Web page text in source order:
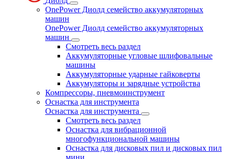
OnePower Диолд семейство аккумуляторных
машин
OnePower Диолд семейство аккумуляторных
машин
Смотреть весь раздел
Аккумуляторные угловые шлифовальные
машины
Аккумуляторные ударные гайковерты
Аккумуляторы и зарядные устройства
Компрессоры, пневмоинструмент
Оснастка для инструмента
Оснастка для инструмента
Смотреть весь раздел
Оснастка для вибрационной
многофункциональной машины
Оснастка для дисковых пил и дисковых пил
мини